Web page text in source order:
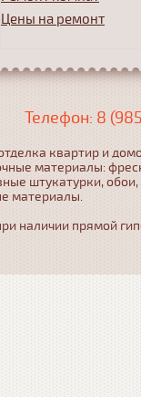
Цены на ремонт
Телефон: 8
квартир и
материалы:
штукатурки,
материалы.
наличии прямой